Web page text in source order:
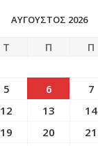
ΑΥΓΟΥΣΤΟΣ 2026
Τ Π Π
5 6 7
12 13 14
19 20 21